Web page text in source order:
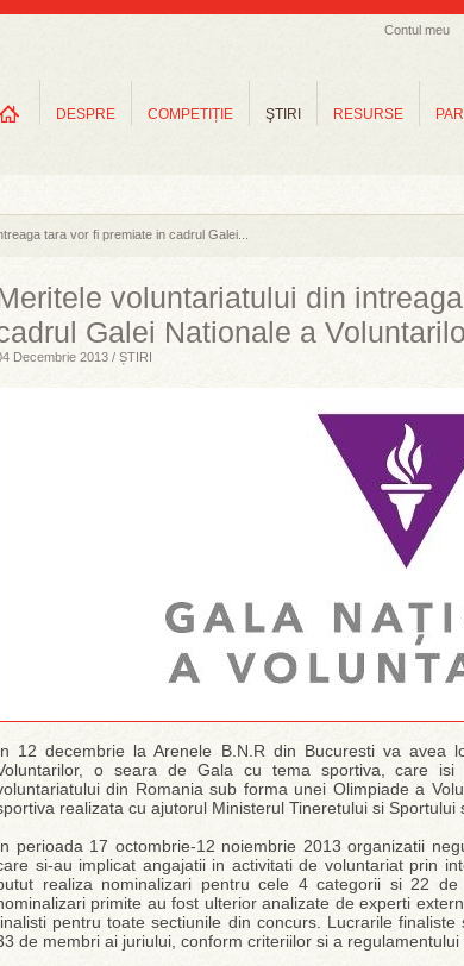
Contul meu
DESPRE COMPETIȚIE ŞTIRI RESURSE
tara vor fi premiate in cadrul Galei...
voluntariatului din
Galei Nationale a
Decembrie 2013 / ȘTIRI
12 decembrie la Arenele B.N.R din Bucuresti va avea
o seara de Gala cu tema sportiva, care
din Romania sub forma unei Olimpiade a
realizata cu ajutorul Ministerul Tineretului si Sportului
perioada 17 octombrie-12 noiembrie 2013 organizatii
si-au implicat angajatii in activitati de voluntariat prin
realiza nominalizari pentru cele 4 categorii si 22
primite au fost ulterior analizate de experti
pentru toate sectiunile din concurs. Lucrarile
de membri ai juriului, conform criteriilor si a